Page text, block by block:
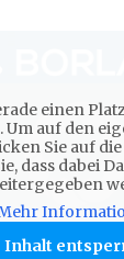
einen
. Um auf den
Sie auf
dass dabei
Inhalt